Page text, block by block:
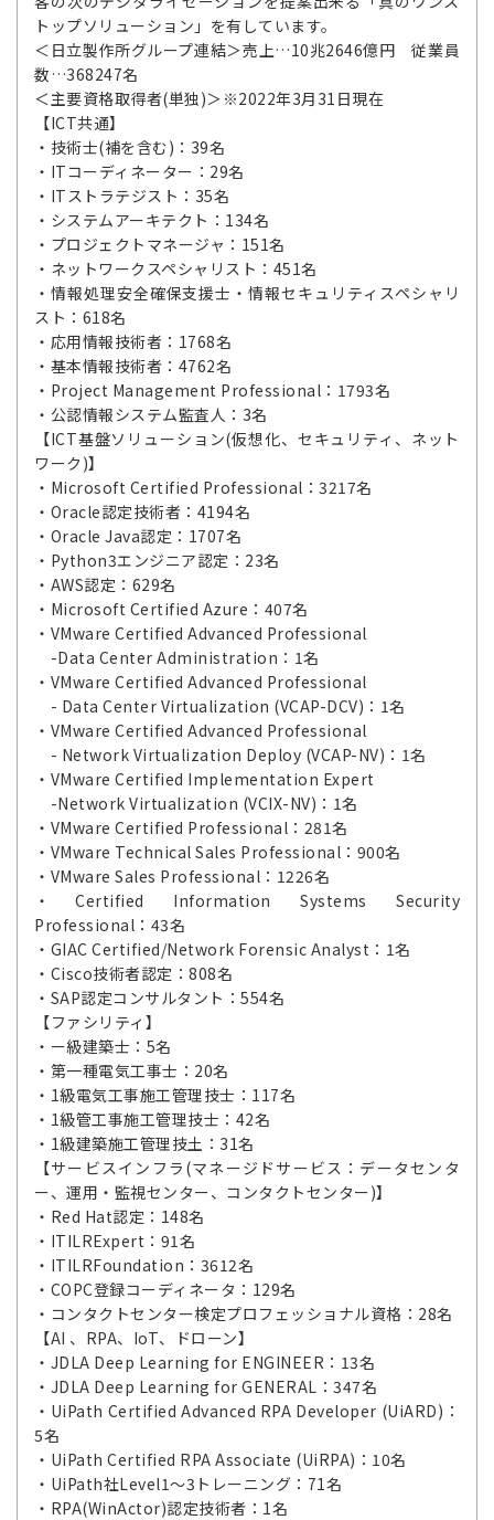
トップソリューション」を有しています。
＜日立製作所グループ連結＞売上…10兆2646億円 従業員
数…368247名
＜主要資格取得者(単独)＞※2022年3月31日現在
【ICT共通】
・技術士(補を含む)：39名
・ITコーディネーター：29名
・ITストラテジスト：35名
・システムアーキテクト：134名
・プロジェクトマネージャ：151名
・ネットワークスペシャリスト：451名
・情報処理安全確保支援士・情報セキュリティスペシャリ
スト：618名
・応用情報技術者：1768名
・基本情報技術者：4762名
・Project Management Professional：1793名
・公認情報システム監査人：3名
【ICT基盤ソリューション(仮想化、セキュリティ、ネット
ワーク)】
・Microsoft Certified Professional：3217名
・Oracle認定技術者：4194名
・Oracle Java認定：1707名
・Python3エンジニア認定：23名
・AWS認定：629名
・Microsoft Certified Azure：407名
・VMware Certified Advanced Professional
-Data Center Administration：1名
・VMware Certified Advanced Professional
- Data Center Virtualization (VCAP-DCV)：1名
・VMware Certified Advanced Professional
- Network Virtualization Deploy (VCAP-NV)：1名
・VMware Certified Implementation Expert
-Network Virtualization (VCIX-NV)：1名
・VMware Certified Professional：281名
・VMware Technical Sales Professional：900名
・VMware Sales Professional：1226名
・Certified Information Systems Security
Professional：43名
・GIAC Certified/Network Forensic Analyst：1名
・Cisco技術者認定：808名
・SAP認定コンサルタント：554名
【ファシリティ】
・ー級建築士：5名
・第一種電気工事士：20名
・1級電気工事施工管理技士：117名
・1級管工事施工管理技士：42名
・1級建築施工管理技土：31名
【サービスインフラ(マネージドサービス：データセンタ
ー、運用・監視センター、コンタクトセンター)】
・Red Hat認定：148名
・ITILRExpert：91名
・ITILRFoundation：3612名
・COPC登録コーディネータ：129名
・コンタクトセンター検定プロフェッショナル資格：28名
【AI 、RPA、IoT、ドローン】
・JDLA Deep Learning for ENGINEER：13名
・JDLA Deep Learning for GENERAL：347名
・UiPath Certified Advanced RPA Developer (UiARD)：
5名
・UiPath Certified RPA Associate (UiRPA)：10名
・UiPath社Level1～3トレーニング：71名
・RPA(WinActor)認定技術者：1名